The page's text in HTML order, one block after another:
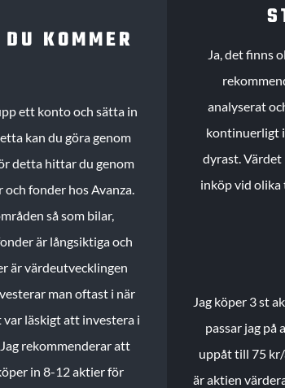
KOMMER
ett konto och sätta in
kan du göra genom
detta hittar du genom
fonder hos Avanza.
så som bilar,
är långsiktiga och
är värdeutvecklingen
man oftast i när
var läskigt att investera i
rekommenderar att
in 8-12 aktier för
Ja, det finns
analyserat
kontinuerligt
dyrast. Värdet
inköp vid
Jag köper 3 st
passar jag på
uppåt till 75
är aktien